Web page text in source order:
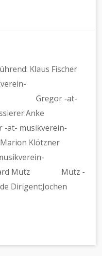
Klaus Fischer
Gregor -at-
musikverein-
Klötzner
Mutz Mutz -
Dirigent:Jochen